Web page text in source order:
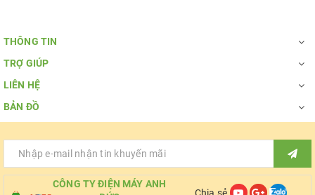
THÔNG TIN
TRỢ GIÚP
LIÊN HỆ
BẢN ĐỒ
CÔNG TY ĐIỆN MÁY ANH